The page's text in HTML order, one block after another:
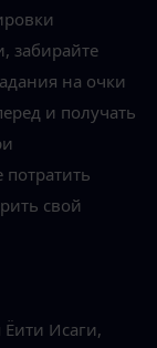
забирайте
на очки
и получать
свой
Исаги,